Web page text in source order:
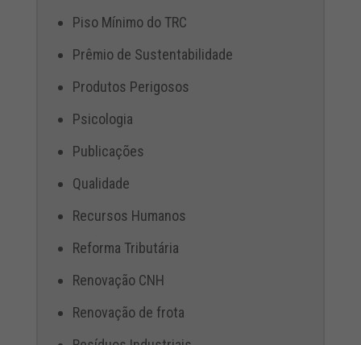
Piso Mínimo do TRC
Prêmio de Sustentabilidade
Produtos Perigosos
Psicologia
Publicações
Qualidade
Recursos Humanos
Reforma Tributária
Renovação CNH
Renovação de frota